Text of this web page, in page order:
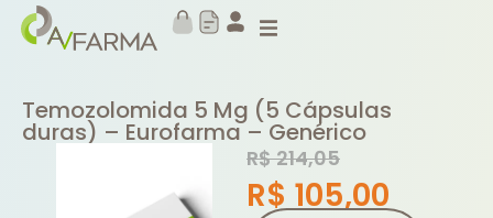
Temozolomida 5 Mg (5 Cápsulas
duras) – Eurofarma – Genérico
R$214,05
R$ 105,00